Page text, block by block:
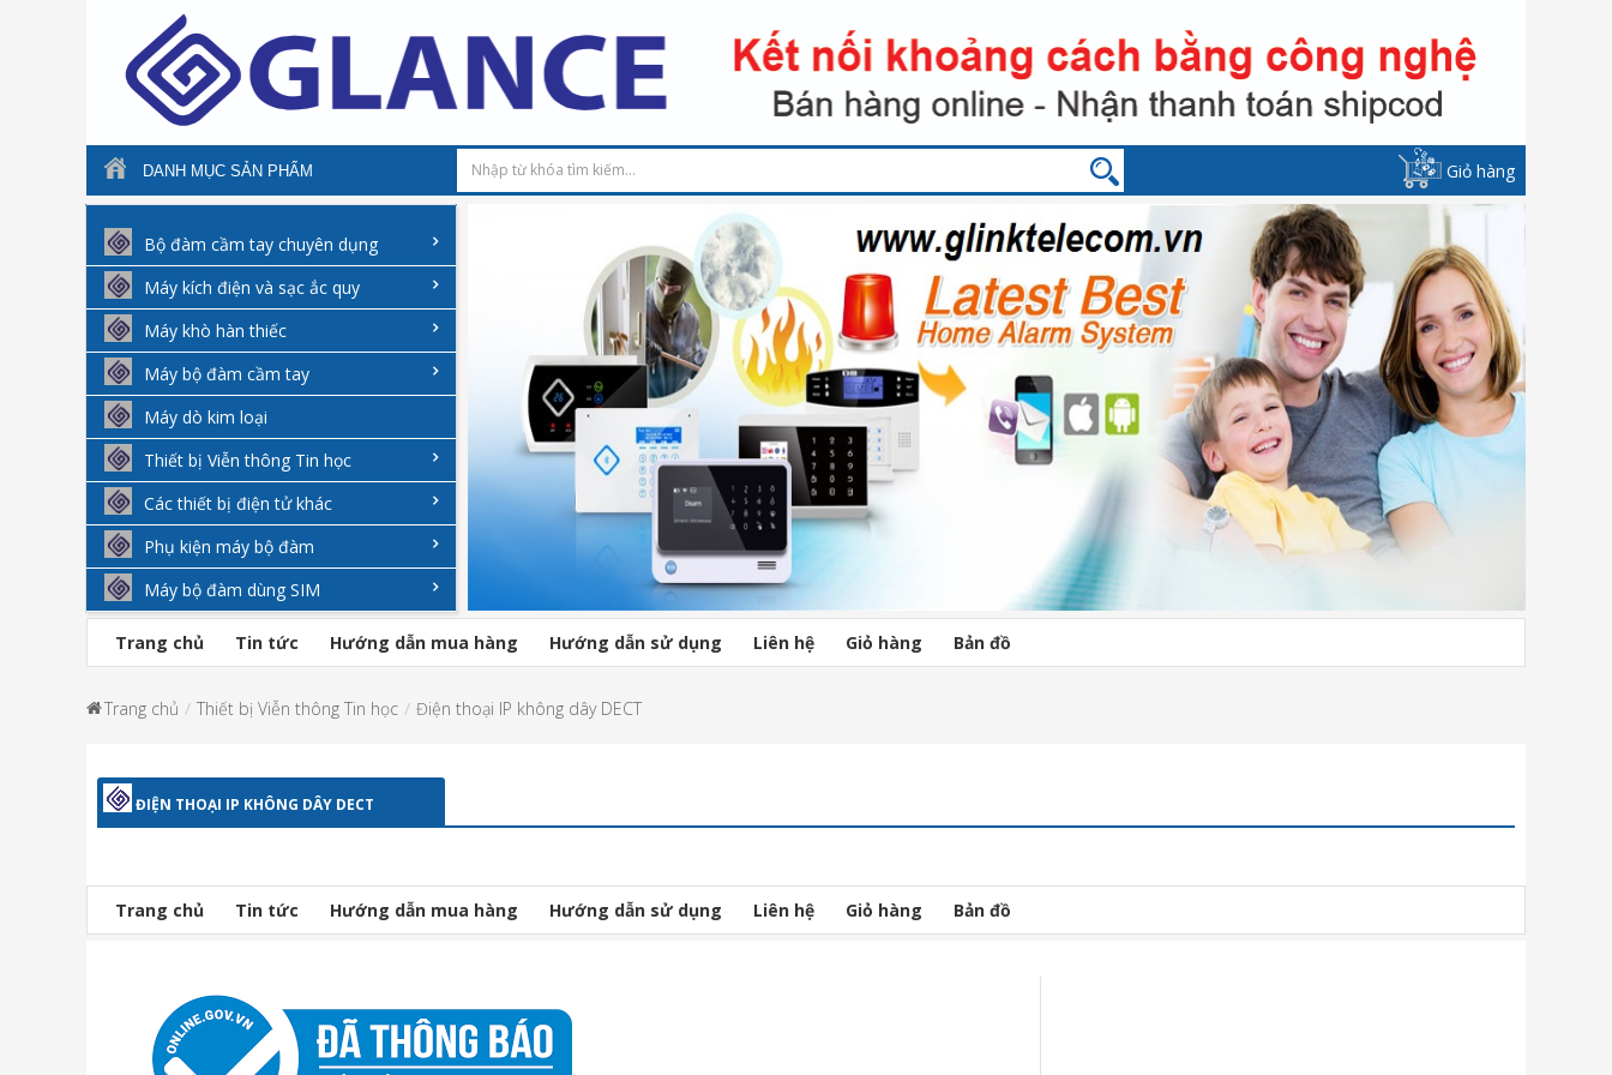
DANH MỤC SẢN PHẨM Giỏ hàng
Bộ đàm cầm tay chuyên dụng
Máy kích điện và sạc ắc quy
Máy khò hàn thiếc
Máy bộ đàm cầm tay
Máy dò kim loại
Thiết bị Viễn thông Tin học
Các thiết bị điện tử khác
Phụ kiện máy bộ đàm
Máy bộ đàm dùng SIM
Trang chủ Tin tức Hướng dẫn mua hàng Hướng dẫn sử dụng Liên hệ Giỏ hàng Bản đồ
Trang chủ Thiết bị Viễn thông Tin học Điện thoại IP không dây DECT
ĐIỆN THOẠI IP KHÔNG DÂY DECT
Trang chủ Tin tức Hướng dẫn mua hàng Hướng dẫn sử dụng Liên hệ Giỏ hàng Bản đồ